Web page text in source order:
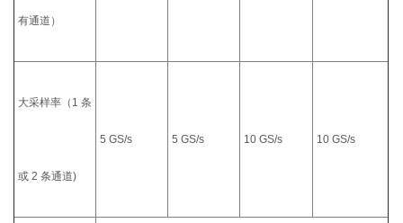
有通道）
大采样率（1 条
或 2 条通道)
5 GS/s 5 GS/s 10 GS/s 10 GS/s